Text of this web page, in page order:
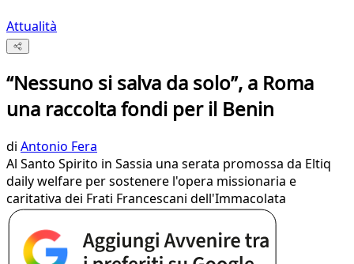
Attualità
“Nessuno si salva da solo”, a Roma
una raccolta fondi per il Benin
di Antonio Fera
Al Santo Spirito in Sassia una serata promossa da Eltiq
daily welfare per sostenere l'opera missionaria e
caritativa dei Frati Francescani dell'Immacolata